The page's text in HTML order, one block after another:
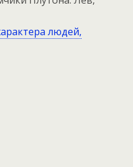
людей,